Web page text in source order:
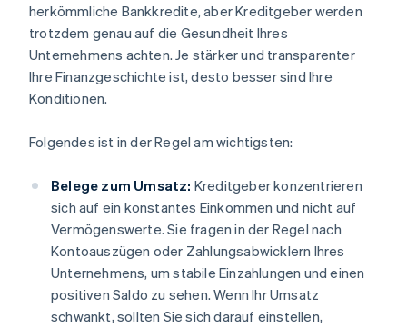
herkömmliche Bankkredite, aber Kreditgeber werden
trotzdem genau auf die Gesundheit Ihres
Unternehmens achten. Je stärker und transparenter
Ihre Finanzgeschichte ist, desto besser sind Ihre
Konditionen.
Folgendes ist in der Regel am wichtigsten:
Belege zum Umsatz: Kreditgeber konzentrieren
sich auf ein konstantes Einkommen und nicht auf
Vermögenswerte. Sie fragen in der Regel nach
Kontoauszügen oder Zahlungsabwicklern Ihres
Unternehmens, um stabile Einzahlungen und einen
positiven Saldo zu sehen. Wenn Ihr Umsatz
schwankt, sollten Sie sich darauf einstellen,